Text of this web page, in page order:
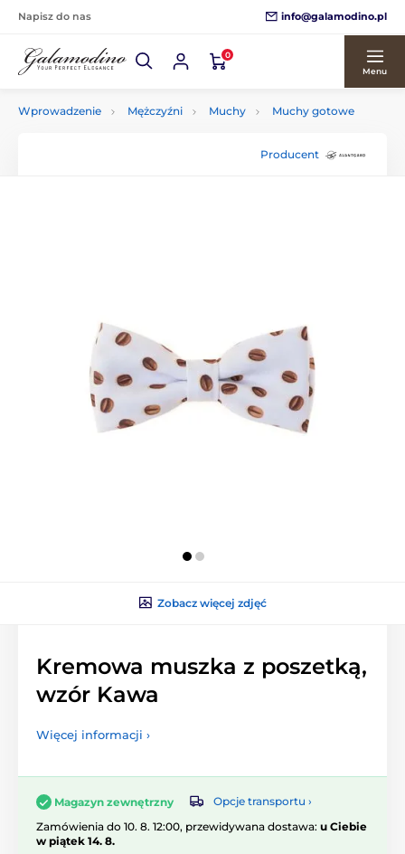
Napisz do nas info@galamodino.pl
0
Menu
Wprowadzenie Mężczyźni Muchy Muchy gotowe
Producent
Zobacz więcej zdjęć
Kremowa muszka z poszetką,
wzór Kawa
Więcej informacji ›
Magazyn zewnętrzny
Opcje transportu ›
Zamówienia do 10. 8. 12:00, przewidywana dostawa: u Ciebie
w piątek 14. 8.